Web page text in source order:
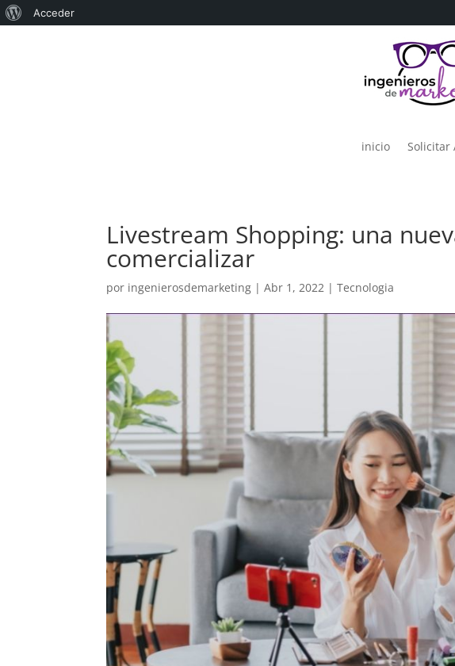
inicio Solicitar
Livestream Shopping: una
comercializar
por ingenierosdemarketing |Abr 1, 2022 |Tecnologia
Acerca
Acceder